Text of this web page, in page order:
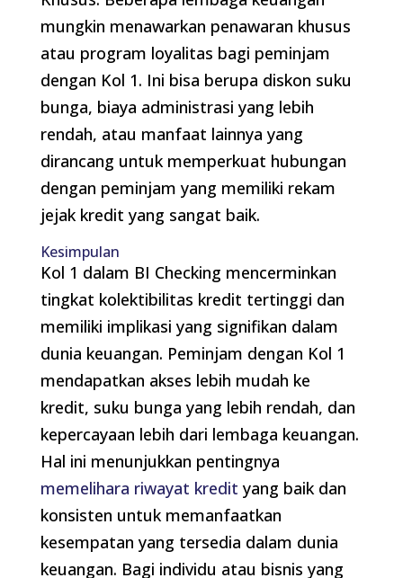
mungkin menawarkan penawaran khusus
atau program loyalitas bagi peminjam
dengan Kol 1. Ini bisa berupa diskon suku
bunga, biaya administrasi yang lebih
rendah, atau manfaat lainnya yang
dirancang untuk memperkuat hubungan
dengan peminjam yang memiliki rekam
jejak kredit yang sangat baik.
Kesimpulan
Kol 1 dalam BI Checking mencerminkan
tingkat kolektibilitas kredit tertinggi dan
memiliki implikasi yang signifikan dalam
dunia keuangan. Peminjam dengan Kol 1
mendapatkan akses lebih mudah ke
kredit, suku bunga yang lebih rendah, dan
kepercayaan lebih dari lembaga keuangan.
Hal ini menunjukkan pentingnya
memelihara riwayat kredit yang baik dan
konsisten untuk memanfaatkan
kesempatan yang tersedia dalam dunia
keuangan. Bagi individu atau bisnis yang